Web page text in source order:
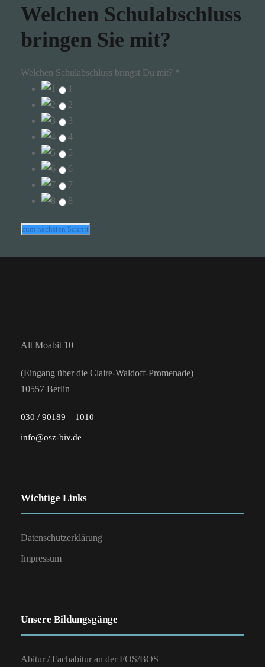
Welchen Schulabschluss
bringen Sie mit?
Welchen Schulabschluss bringst Du mit? *
1
2
3
4
5
6
7
8
zum nächsten Schritt
Alt Moabit 10
(Eingang über die Claire-Waldoff-Promenade)
10557 Berlin
030 / 90189 – 1010
info@osz-biv.de
Wichtige Links
Datenschutzerklärung
Impressum
Unsere Bildungsgänge
Abitur / Fachabitur an der FOS/BOS